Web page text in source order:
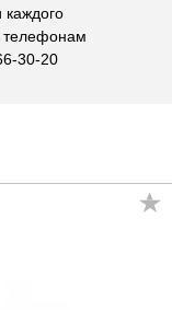
телефонам
30-20